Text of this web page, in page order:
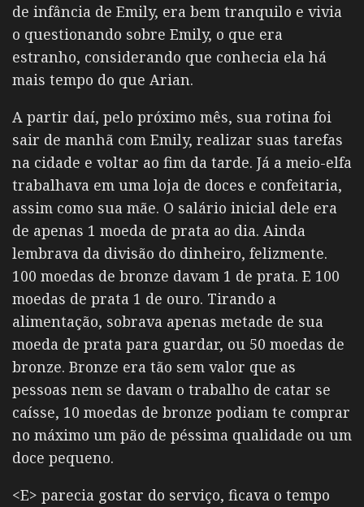
de infância de Emily, era bem tranquilo e vivia
o questionando sobre Emily, o que era
estranho, considerando que conhecia ela há
mais tempo do que Arian.
A partir daí, pelo próximo mês, sua rotina foi
sair de manhã com Emily, realizar suas tarefas
na cidade e voltar ao fim da tarde. Já a meio-elfa
trabalhava em uma loja de doces e confeitaria,
assim como sua mãe. O salário inicial dele era
de apenas 1 moeda de prata ao dia. Ainda
lembrava da divisão do dinheiro, felizmente.
100 moedas de bronze davam 1 de prata. E 100
moedas de prata 1 de ouro. Tirando a
alimentação, sobrava apenas metade de sua
moeda de prata para guardar, ou 50 moedas de
bronze. Bronze era tão sem valor que as
pessoas nem se davam o trabalho de catar se
caísse, 10 moedas de bronze podiam te comprar
no máximo um pão de péssima qualidade ou um
doce pequeno.
<E> parecia gostar do serviço, ficava o tempo